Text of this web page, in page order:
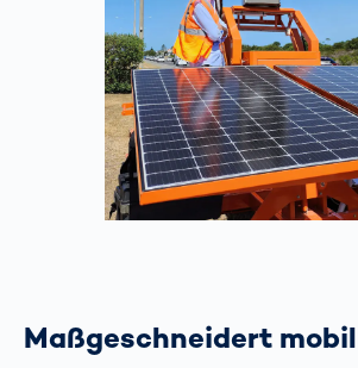
Maßgeschneidert mobil